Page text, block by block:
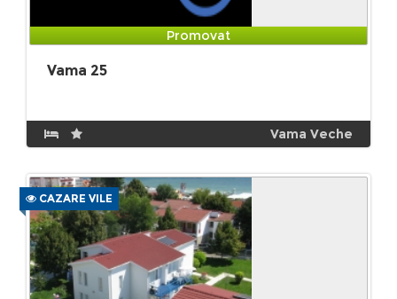
Promovat
Vama 25
Vama Veche
CAZARE VILE